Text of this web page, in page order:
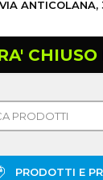
PRODOTTI E